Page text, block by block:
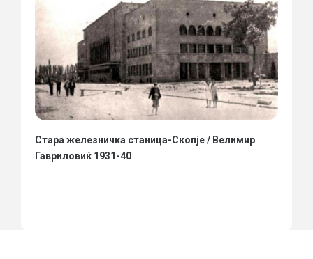
Стара железничка станица-Скопје / Велимир
Гавриловиќ 1931-40